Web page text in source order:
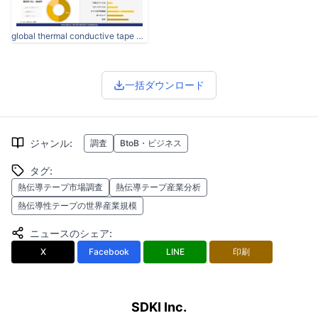
global thermal conductive tape development overview.jpg
一括ダウンロード
ジャンル: 調査 BtoB・ビジネス
タグ:
熱伝導テープ市場調査
熱伝導テープ産業分析
熱伝導性テープの世界産業規模
ニュースのシェア:
X Facebook LINE 印刷
SDKI Inc.